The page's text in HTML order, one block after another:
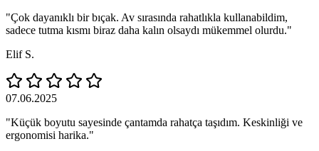
"Çok dayanıklı bir bıçak. Av sırasında rahatlıkla kullanabildim,
sadece tutma kısmı biraz daha kalın olsaydı mükemmel olurdu."
Elif S.
07.06.2025
"Küçük boyutu sayesinde çantamda rahatça taşıdım. Keskinliği ve
ergonomisi harika."